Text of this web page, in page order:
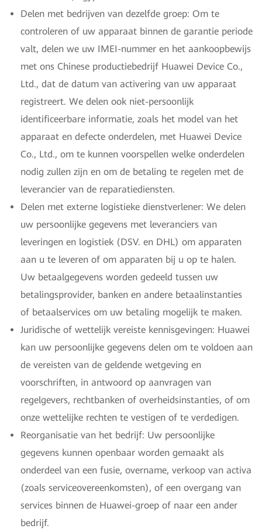
Delen met bedrijven van dezelfde groep: Om te
controleren of uw apparaat binnen de garantie periode
valt, delen we uw IMEI-nummer en het aankoopbewijs
met ons Chinese productiebedrijf Huawei Device Co.,
Ltd., dat de datum van activering van uw apparaat
registreert. We delen ook niet-persoonlijk
identificeerbare informatie, zoals het model van het
apparaat en defecte onderdelen, met Huawei Device
Co., Ltd., om te kunnen voorspellen welke onderdelen
nodig zullen zijn en om de betaling te regelen met de
leverancier van de reparatiediensten.
Delen met externe logistieke dienstverlener: We delen
uw persoonlijke gegevens met leveranciers van
leveringen en logistiek (DSV. en DHL) om apparaten
aan u te leveren of om apparaten bij u op te halen.
Uw betaalgegevens worden gedeeld tussen uw
betalingsprovider, banken en andere betaalinstanties
of betaalservices om uw betaling mogelijk te maken.
Juridische of wettelijk vereiste kennisgevingen: Huawei
kan uw persoonlijke gegevens delen om te voldoen aan
de vereisten van de geldende wetgeving en
voorschriften, in antwoord op aanvragen van
regelgevers, rechtbanken of overheidsinstanties, of om
onze wettelijke rechten te vestigen of te verdedigen.
Reorganisatie van het bedrijf: Uw persoonlijke
gegevens kunnen openbaar worden gemaakt als
onderdeel van een fusie, overname, verkoop van activa
(zoals serviceovereenkomsten), of een overgang van
services binnen de Huawei-groep of naar een ander
bedrijf.